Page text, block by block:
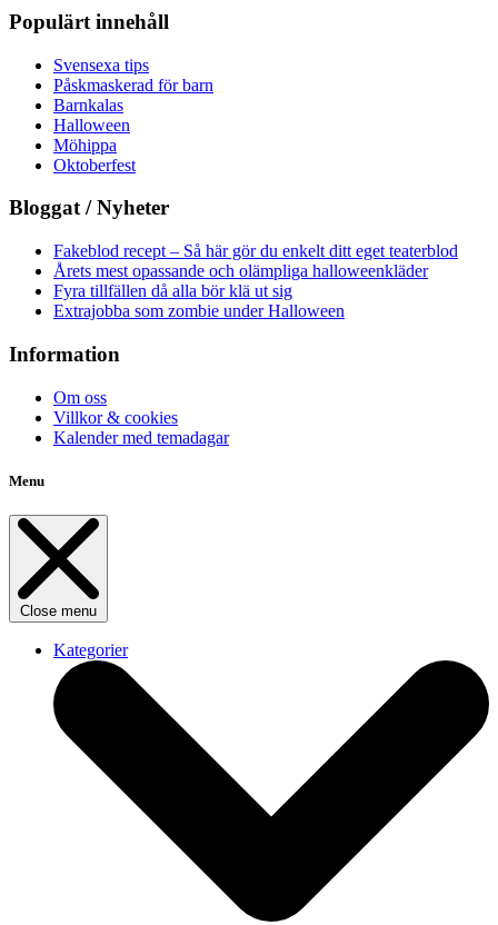
Populärt innehåll
Svensexa tips
Påskmaskerad för barn
Barnkalas
Halloween
Möhippa
Oktoberfest
Bloggat / Nyheter
Fakeblod recept – Så här gör du enkelt ditt eget teaterblod
Årets mest opassande och olämpliga halloweenkläder
Fyra tillfällen då alla bör klä ut sig
Extrajobba som zombie under Halloween
Information
Om oss
Villkor & cookies
Kalender med temadagar
Menu
Close menu
Kategorier